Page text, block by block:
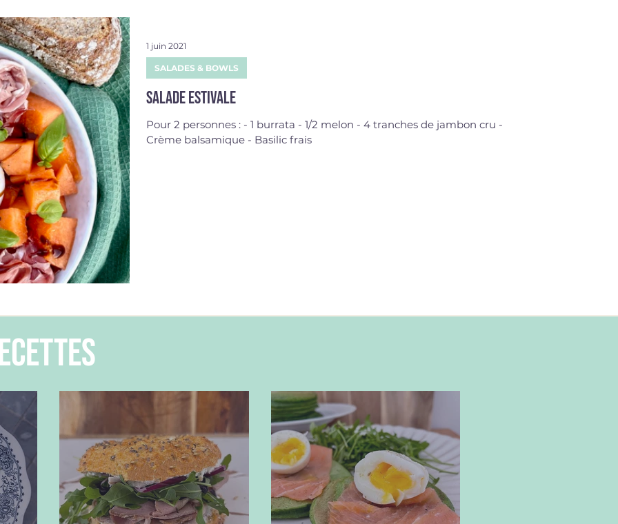
Salade estivale
Pour 2 personnes : - 1 burrata - 1/2 melon - 4 tranches de jambon cru -
Crème balsamique - Basilic frais
SALADES & BOWLS
1 juin 2021